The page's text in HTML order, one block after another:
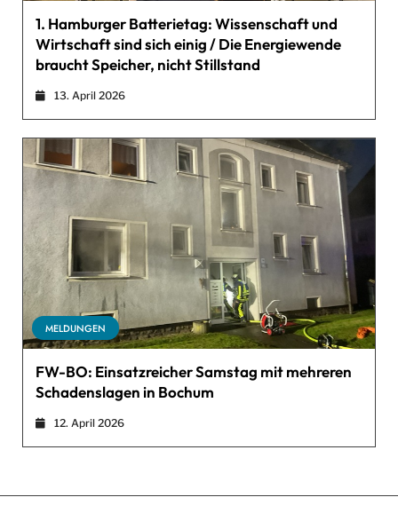
1. Hamburger Batterietag: Wissenschaft und
Wirtschaft sind sich einig / Die Energiewende
braucht Speicher, nicht Stillstand
13. April 2026
MELDUNGEN
FW-BO: Einsatzreicher Samstag mit mehreren
Schadenslagen in Bochum
12. April 2026